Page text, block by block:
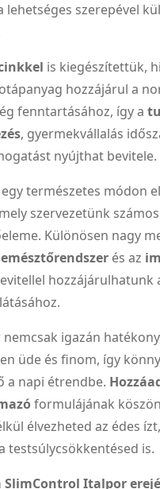
lehetséges szerepével
is kiegészítettük,
hozzájárul a
fenntartásához, így a
, gyermekvállalás
nyújthat bevitele.
egy természetes módon
szervezetünk
Különösen nagy
emésztőrendszer és az
hozzájárulhatunk
nemcsak igazán
üde és finom, így
a napi étrendbe.
formulájának
élvezheted az édes
testsúlycsökkentésed is.
SlimControl Italpor